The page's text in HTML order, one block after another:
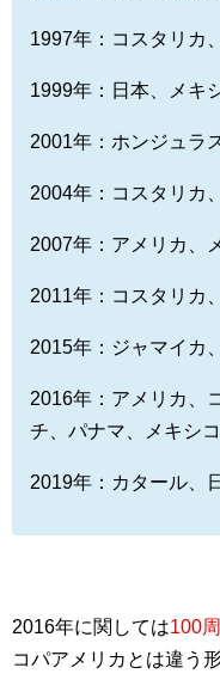
1997年：コスタリカ
1999年：日本、メキ
2001年：ホンジュラ
2004年：コスタリカ
2007年：アメリカ、
2011年：コスタリカ
2015年：ジャマイカ
2016年：アメリカ、
チ、パナマ、メキシコ
2019年：カタール、
2016年に関しては100
コパアメリカとは違う